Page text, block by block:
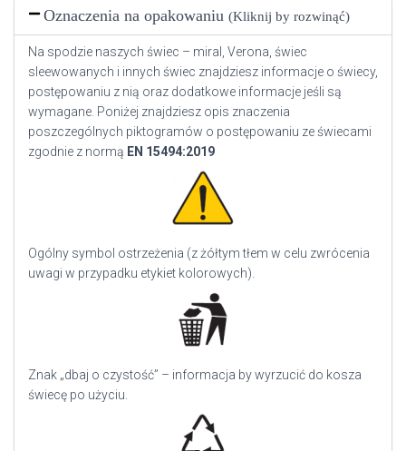
Oznaczenia na opakowaniu (Kliknij by rozwinąć)
Na spodzie naszych świec – miral, Verona, świec
sleewowanych i innych świec znajdziesz informacje o świecy,
postępowaniu z nią oraz dodatkowe informacje jeśli są
wymagane. Poniżej znajdziesz opis znaczenia
poszczególnych piktogramów o postępowaniu ze świecami
zgodnie z normą EN 15494:2019
Ogólny symbol ostrzeżenia (z żółtym tłem w celu zwrócenia
uwagi w przypadku etykiet kolorowych).
Znak „dbaj o czystość” – informacja by wyrzucić do kosza
świecę po użyciu.